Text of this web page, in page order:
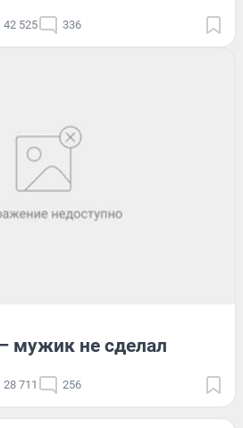
42 525 336
мужик не сделал
28 711 256